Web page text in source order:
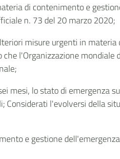
di contenimento e
n. 73 del 20 marzo 2020;
misure urgenti in
l'Organizzazione mondiale
mesi, lo stato di emergenza
l'evolversi della
e gestione